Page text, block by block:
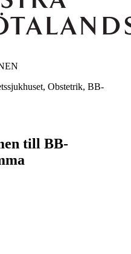
Obstetrik, BB-
till BB-